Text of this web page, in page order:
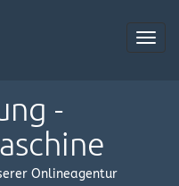
-
Onlineagentur